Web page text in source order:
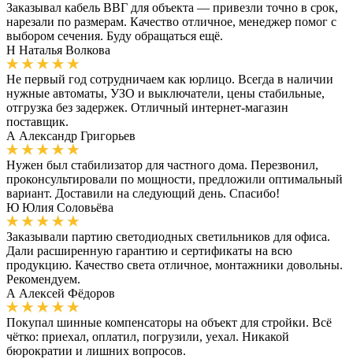
Заказывал кабель ВВГ для объекта — привезли точно в срок,
нарезали по размерам. Качество отличное, менеджер помог с
выбором сечения. Буду обращаться ещё.
Н Наталья Волкова
Не первый год сотрудничаем как юрлицо. Всегда в наличии
нужные автоматы, УЗО и выключатели, цены стабильные,
отгрузка без задержек. Отличный интернет-магазин
поставщик.
А Александр Григорьев
Нужен был стабилизатор для частного дома. Перезвонил,
проконсультировали по мощности, предложили оптимальный
вариант. Доставили на следующий день. Спасибо!
Ю Юлия Соловьёва
Заказывали партию светодиодных светильников для офиса.
Дали расширенную гарантию и сертификаты на всю
продукцию. Качество света отличное, монтажники довольны.
Рекомендуем.
А Алексей Фёдоров
Покупал шинные компенсаторы на объект для стройки. Всё
чётко: приехал, оплатил, погрузили, уехал. Никакой
бюрократии и лишних вопросов.